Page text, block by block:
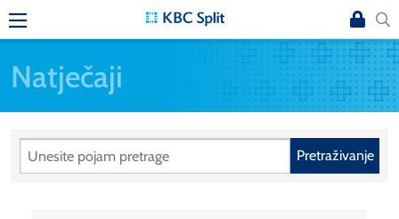
Natječaji
Pretraživanje